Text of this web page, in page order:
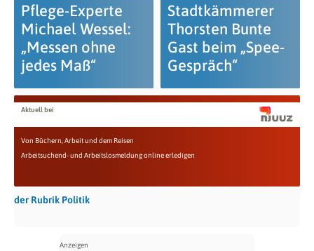
Pflege-Experte
Michael Wessel:
„Messen ohne
jedes Maß“
Stadtkämmerer
Thorsten Bunte
Gast beim „Spee-
Gespräch“
Aktuell bei
Von Büchern, Arbeit und dem Reisen
Arbeitsuchend- und Arbeitslosmeldung online erledigen
der Rubrik Politik